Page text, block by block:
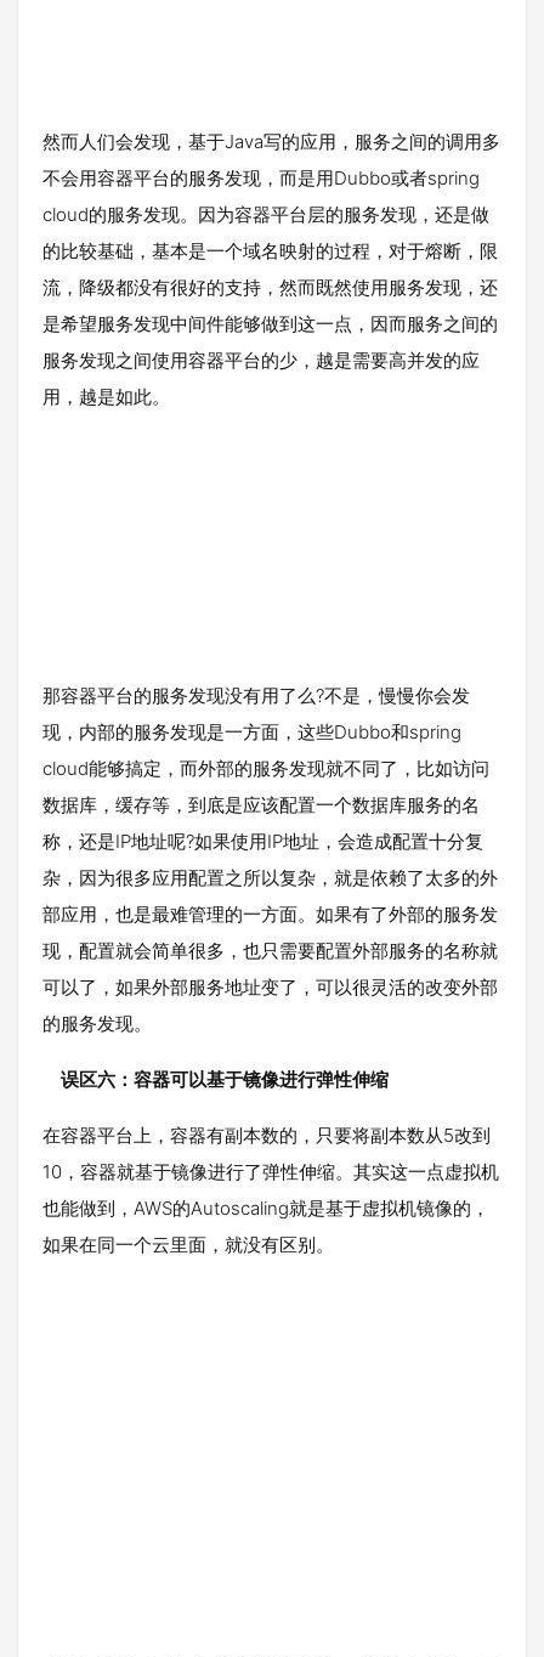
然而人们会发现，基于Java写的应用，服务之间的调用多
不会用容器平台的服务发现，而是用Dubbo或者spring
cloud的服务发现。因为容器平台层的服务发现，还是做
的比较基础，基本是一个域名映射的过程，对于熔断，限
流，降级都没有很好的支持，然而既然使用服务发现，还
是希望服务发现中间件能够做到这一点，因而服务之间的
服务发现之间使用容器平台的少，越是需要高并发的应
用，越是如此。
那容器平台的服务发现没有用了么?不是，慢慢你会发
现，内部的服务发现是一方面，这些Dubbo和spring
cloud能够搞定，而外部的服务发现就不同了，比如访问
数据库，缓存等，到底是应该配置一个数据库服务的名
称，还是IP地址呢?如果使用IP地址，会造成配置十分复
杂，因为很多应用配置之所以复杂，就是依赖了太多的外
部应用，也是最难管理的一方面。如果有了外部的服务发
现，配置就会简单很多，也只需要配置外部服务的名称就
可以了，如果外部服务地址变了，可以很灵活的改变外部
的服务发现。
误区六：容器可以基于镜像进行弹性伸缩
在容器平台上，容器有副本数的，只要将副本数从5改到
10，容器就基于镜像进行了弹性伸缩。其实这一点虚拟机
也能做到，AWS的Autoscaling就是基于虚拟机镜像的，
如果在同一个云里面，就没有区别。